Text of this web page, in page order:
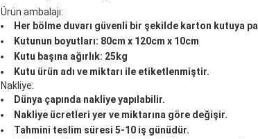
Ürün ambalajı:
Her bölme duvarı güvenli bir şekilde karton kutuya
Kutunun boyutları: 80cm x 120cm x 10cm
Kutu başına ağırlık: 25kg
Kutu ürün adı ve miktarı ile etiketlenmiştir.
Nakliye:
Dünya çapında nakliye yapılabilir.
Nakliye ücretleri yer ve miktarına göre değişir.
Tahmini teslim süresi 5-10 iş günüdür.